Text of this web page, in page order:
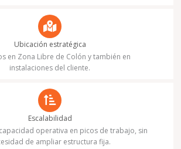
Ubicación estratégica
en Zona Libre de Colón y también en
instalaciones del cliente.
Escalabilidad
operativa en picos de trabajo, sin
de ampliar estructura fija.